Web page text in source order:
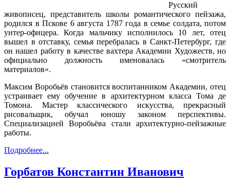
Русский
живописец, представитель школы романтического пейзажа,
родился в Пскове 6 августа 1787 года в семье солдата, потом
унтер-офицера. Когда мальчику исполнилось 10 лет, отец
вышел в отставку, семья перебралась в Санкт-Петербург, где
он нашел работу в качестве вахтера Академии Художеств, но
официально должность именовалась «смотритель
материалов».
Максим Воробьёв становится воспитанником Академии, отец
устраивает ему обучение в архитектурном класса Тома де
Томона. Мастер классического искусства, прекрасный
рисовальщик, обучал юношу законом перспективы.
Специализацией Воробьёва стали архитектурно-пейзажные
работы.
Подробнее...
Горбатов Константин Иванович